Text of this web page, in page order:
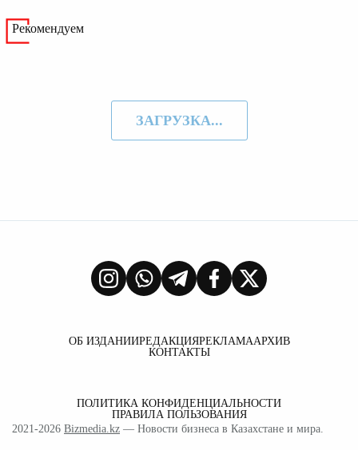
Рекомендуем
ЗАГРУЗКА...
ОБ ИЗДАНИИРЕДАКЦИЯРЕКЛАМААРХИВ
КОНТАКТЫ
ПОЛИТИКА КОНФИДЕНЦИАЛЬНОСТИ
ПРАВИЛА ПОЛЬЗОВАНИЯ
2021-2026 Bizmedia.kz — Новости бизнеса в Казахстане и мира.